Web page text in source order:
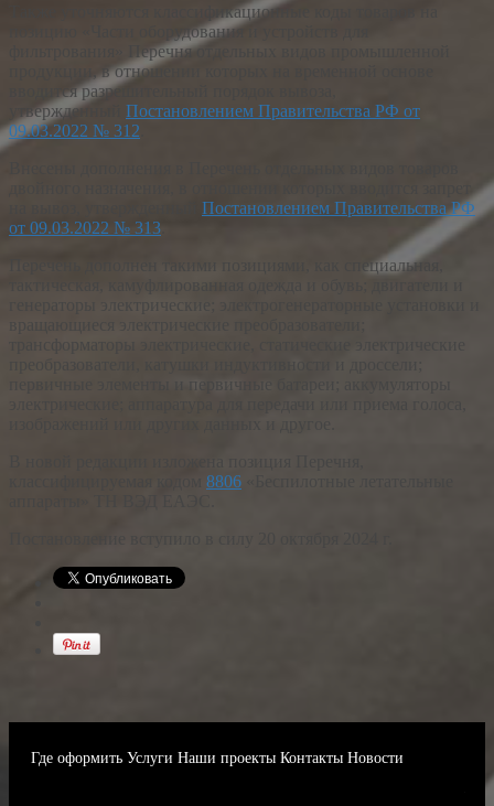
Также уточняются классификационные коды товаров на
позицию «Части оборудования и устройств для
фильтрования» Перечня отдельных видов промышленной
продукции, в отношении которых на временной основе
вводится разрешительный порядок вывоза,
утвержденный Постановлением Правительства РФ от
09.03.2022 № 312
Постановлением Правительства РФ
от 09.03.2022 № 313
Перечень дополнен такими позициями, как специальная,
тактическая, камуфлированная одежда и обувь; двигатели и
генераторы электрические; электрогенераторные установки и
трансформаторы электрические, статические электрические
первичные элементы и первичные батареи; аккумуляторы
8806
Где оформить Услуги Наши проекты Контакты Новости